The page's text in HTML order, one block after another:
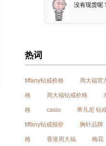
没有现货呢
热词
tiffany钻戒价格 周大福官
格 周大福钻戒价格
格 casio 蒂凡尼 钻
tiffany钻戒报价 胸针品牌
格 香港周大福 梅花